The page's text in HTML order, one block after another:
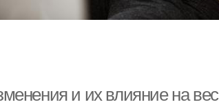
и их влияние на вес